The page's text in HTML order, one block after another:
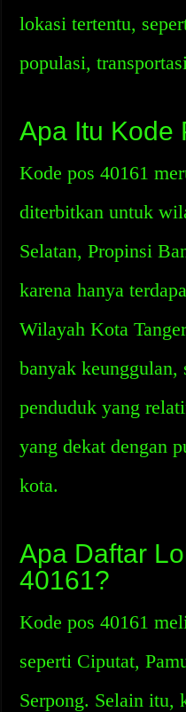
lokasi tertentu,
populasi,
Apa Itu Kode
Kode pos 40161
diterbitkan untuk
Selatan, Propinsi
karena hanya
Wilayah Kota
banyak keunggulan,
penduduk yang
yang dekat dengan
kota.
Apa Daftar
40161?
Kode pos 40161
seperti Ciputat,
Serpong. Selain itu,